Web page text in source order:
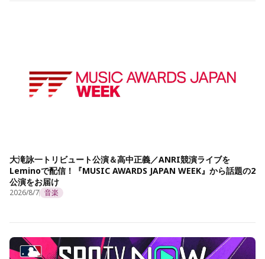
大滝詠一トリビュート公演＆高中正義／ANRI競演ライブを
Leminoで配信！『MUSIC AWARDS JAPAN WEEK』から話題の2
公演をお届け
2026/8/7 音楽